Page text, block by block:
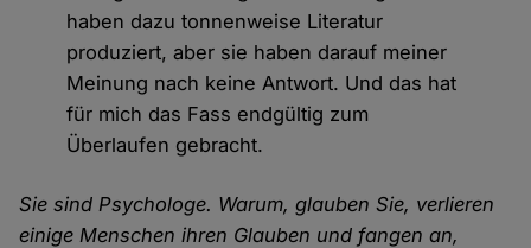
haben dazu tonnenweise Literatur
produziert, aber sie haben darauf meiner
Meinung nach keine Antwort. Und das hat
für mich das Fass endgültig zum
Überlaufen gebracht.
Sie sind Psychologe. Warum, glauben Sie, verlieren
einige Menschen ihren Glauben und fangen an,